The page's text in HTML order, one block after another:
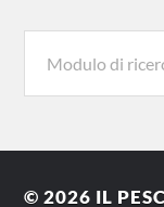
© 2026 IL